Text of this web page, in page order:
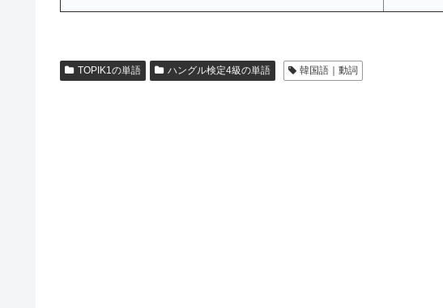
TOPIK1の単語 ハングル検定4級の単語 韓国語｜動詞